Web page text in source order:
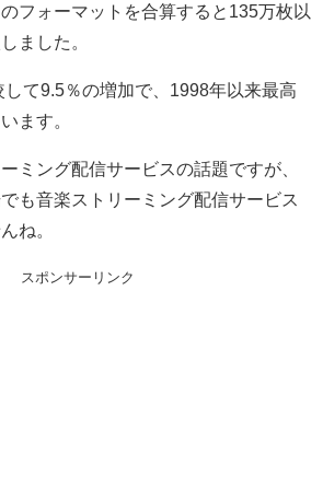
フォーマットを合算すると135万枚以
ました。
して9.5％の増加で、1998年以来最高
ます。
ミング配信サービスの話題ですが、
も音楽ストリーミング配信サービス
ね。
スポンサーリンク